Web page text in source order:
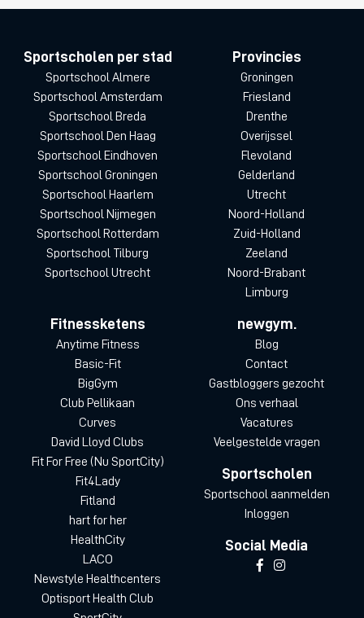
Sportscholen per stad
Sportschool Almere
Sportschool Amsterdam
Sportschool Breda
Sportschool Den Haag
Sportschool Eindhoven
Sportschool Groningen
Sportschool Haarlem
Sportschool Nijmegen
Sportschool Rotterdam
Sportschool Tilburg
Sportschool Utrecht
Provincies
Groningen
Friesland
Drenthe
Overijssel
Flevoland
Gelderland
Utrecht
Noord-Holland
Zuid-Holland
Zeeland
Noord-Brabant
Limburg
Fitnessketens
Anytime Fitness
Basic-Fit
BigGym
Club Pellikaan
Curves
David Lloyd Clubs
Fit For Free (Nu SportCity)
Fit4Lady
Fitland
hart for her
HealthCity
LACO
Newstyle Healthcenters
Optisport Health Club
newgym.
Blog
Contact
Gastbloggers gezocht
Ons verhaal
Vacatures
Veelgestelde vragen
Sportscholen
Sportschool aanmelden
Inloggen
Social Media